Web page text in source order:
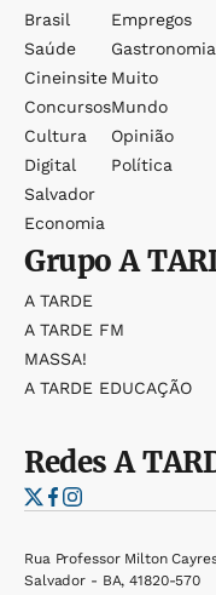
Brasil
Saúde
Cineinsite
Concursos
Cultura
Digital
Salvador
Economia
Empregos
Gastronomia
Muito
Mundo
Opinião
Política
GrupoA
A TARDE
A TARDE FM
MASSA!
A TARDE EDUCAÇÃO
RedesA
Rua Professor Milton
Salvador - BA, 41820-570